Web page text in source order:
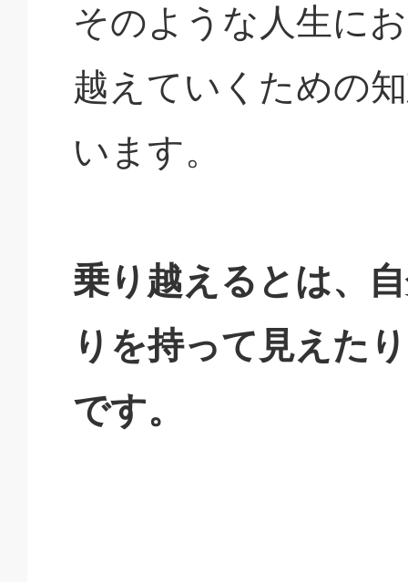
そのような人生に
越えていくための
います。
乗り越えるとは、
りを持って見えた
です。